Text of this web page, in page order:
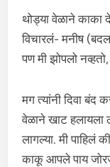
थोड्या वेळाने काका
विचारलं- मनीष
पण मी झोपलो
मग त्यांनी दिवा बंद
वेळाने खाट हलायला
लागल्या. मी पाहिलं
काकू आपले पाय